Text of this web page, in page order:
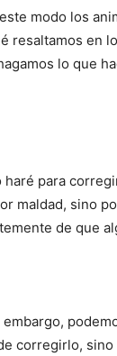
modo los
resaltamos en
lo que
haré para
maldad, sino
de que
corregirlo,